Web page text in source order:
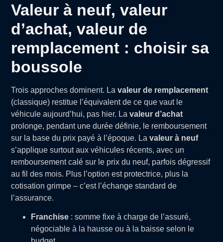
Valeur à neuf, valeur
d’achat, valeur de
remplacement : choisir sa
boussole
Trois approches dominent. Lavaleur de remplacement
(classique) restitue l’équivalent de ce que vaut le
véhicule aujourd’hui, pas hier. Lavaleur d’achat
prolonge, pendant une durée définie, le remboursement
sur la base du prix payé à l’époque. Lavaleur à neuf
s’applique surtout aux véhicules récents, avec un
remboursement calé sur le prix du neuf, parfois dégressif
au fil des mois. Plus l’option est protectrice, plus la
cotisation grimpe – c’est l’échange standard de
l’assurance.
Franchise : somme fixe à charge de l’assuré,
négociable à la hausse ou à la baisse selon le